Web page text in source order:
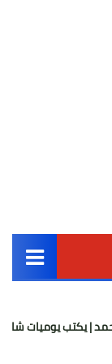
شاعر وقصيدة :